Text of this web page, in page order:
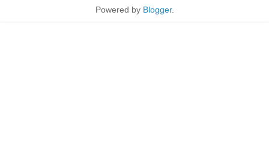
Powered by Blogger.